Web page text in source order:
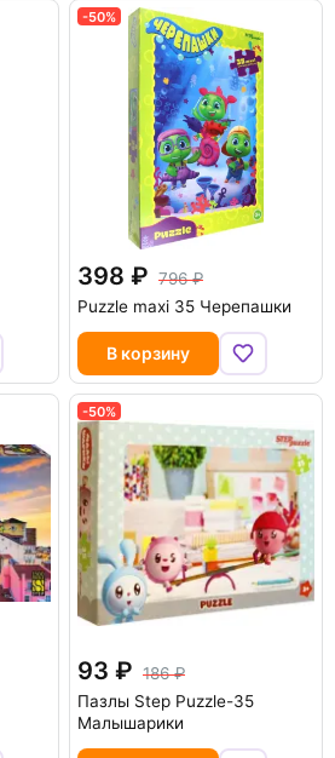
-50%
398
796
Puzzle maxi 35 Черепашки
В корзину
-50%
93
186
Пазлы Step Puzzle-35
Малышарики